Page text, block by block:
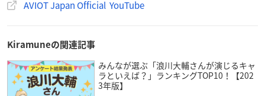
・バッテリー容量：イヤホン片耳85mAh / ケース600mAh
・連続再生時間*：最大18時間 (充電ケース併用時：最大60時
間)
・イヤホン本体 充電時間：約1.5時間
・充電ポート：USB Type-C
AVIOT Japan Official YouTube
Kiramuneの関連記事
みんなが選ぶ「浪川大輔さんが演じるキャ
ラといえば？」ランキングTOP10！【202
3年版】